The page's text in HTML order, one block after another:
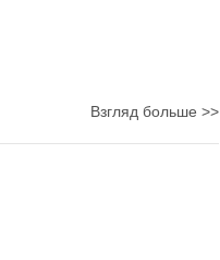
Взгляд больше >>